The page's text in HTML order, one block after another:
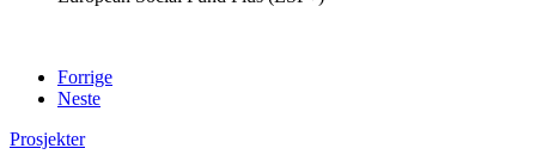
Forrige
Neste
Prosjekter